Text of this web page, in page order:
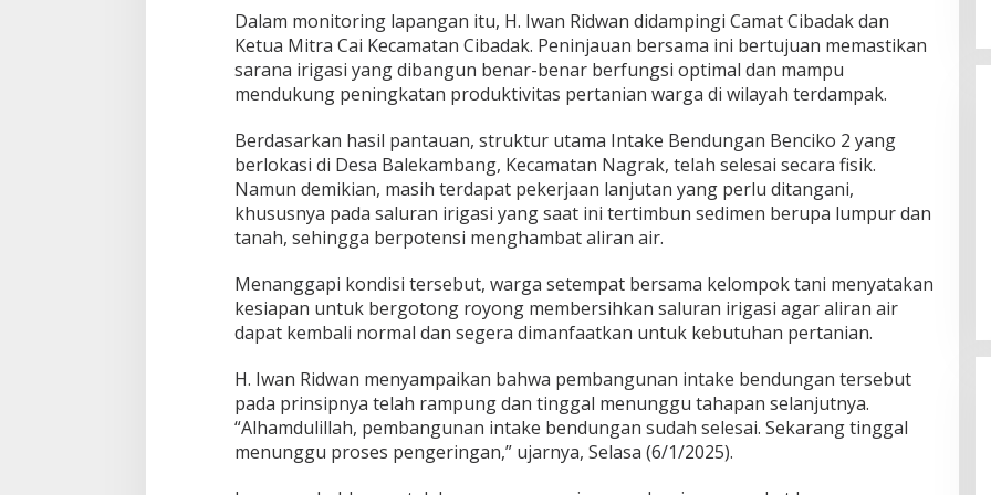
a
n
B
e
n
i
k
o
2
d
e
i
P
r
o
u
k
t
i
v
Dalam monitoring lapangan itu, H. Iwan Ridwan didampingi Camat Cibadak dan
Ketua Mitra Cai Kecamatan Cibadak. Peninjauan bersama ini bertujuan memastikan
sarana irigasi yang dibangun benar-benar berfungsi optimal dan mampu
mendukung peningkatan produktivitas pertanian warga di wilayah terdampak.
Berdasarkan hasil pantauan, struktur utama Intake Bendungan Benciko 2 yang
berlokasi di Desa Balekambang, Kecamatan Nagrak, telah selesai secara fisik.
Namun demikian, masih terdapat pekerjaan lanjutan yang perlu ditangani,
khususnya pada saluran irigasi yang saat ini tertimbun sedimen berupa lumpur dan
tanah, sehingga berpotensi menghambat aliran air.
Menanggapi kondisi tersebut, warga setempat bersama kelompok tani menyatakan
kesiapan untuk bergotong royong membersihkan saluran irigasi agar aliran air
dapat kembali normal dan segera dimanfaatkan untuk kebutuhan pertanian.
H. Iwan Ridwan menyampaikan bahwa pembangunan intake bendungan tersebut
pada prinsipnya telah rampung dan tinggal menunggu tahapan selanjutnya.
“Alhamdulillah, pembangunan intake bendungan sudah selesai. Sekarang tinggal
menunggu proses pengeringan,” ujarnya, Selasa (6/1/2025).
Belum Pakai CVT, Apa yang
POLITIK
| 20 Februari 2018